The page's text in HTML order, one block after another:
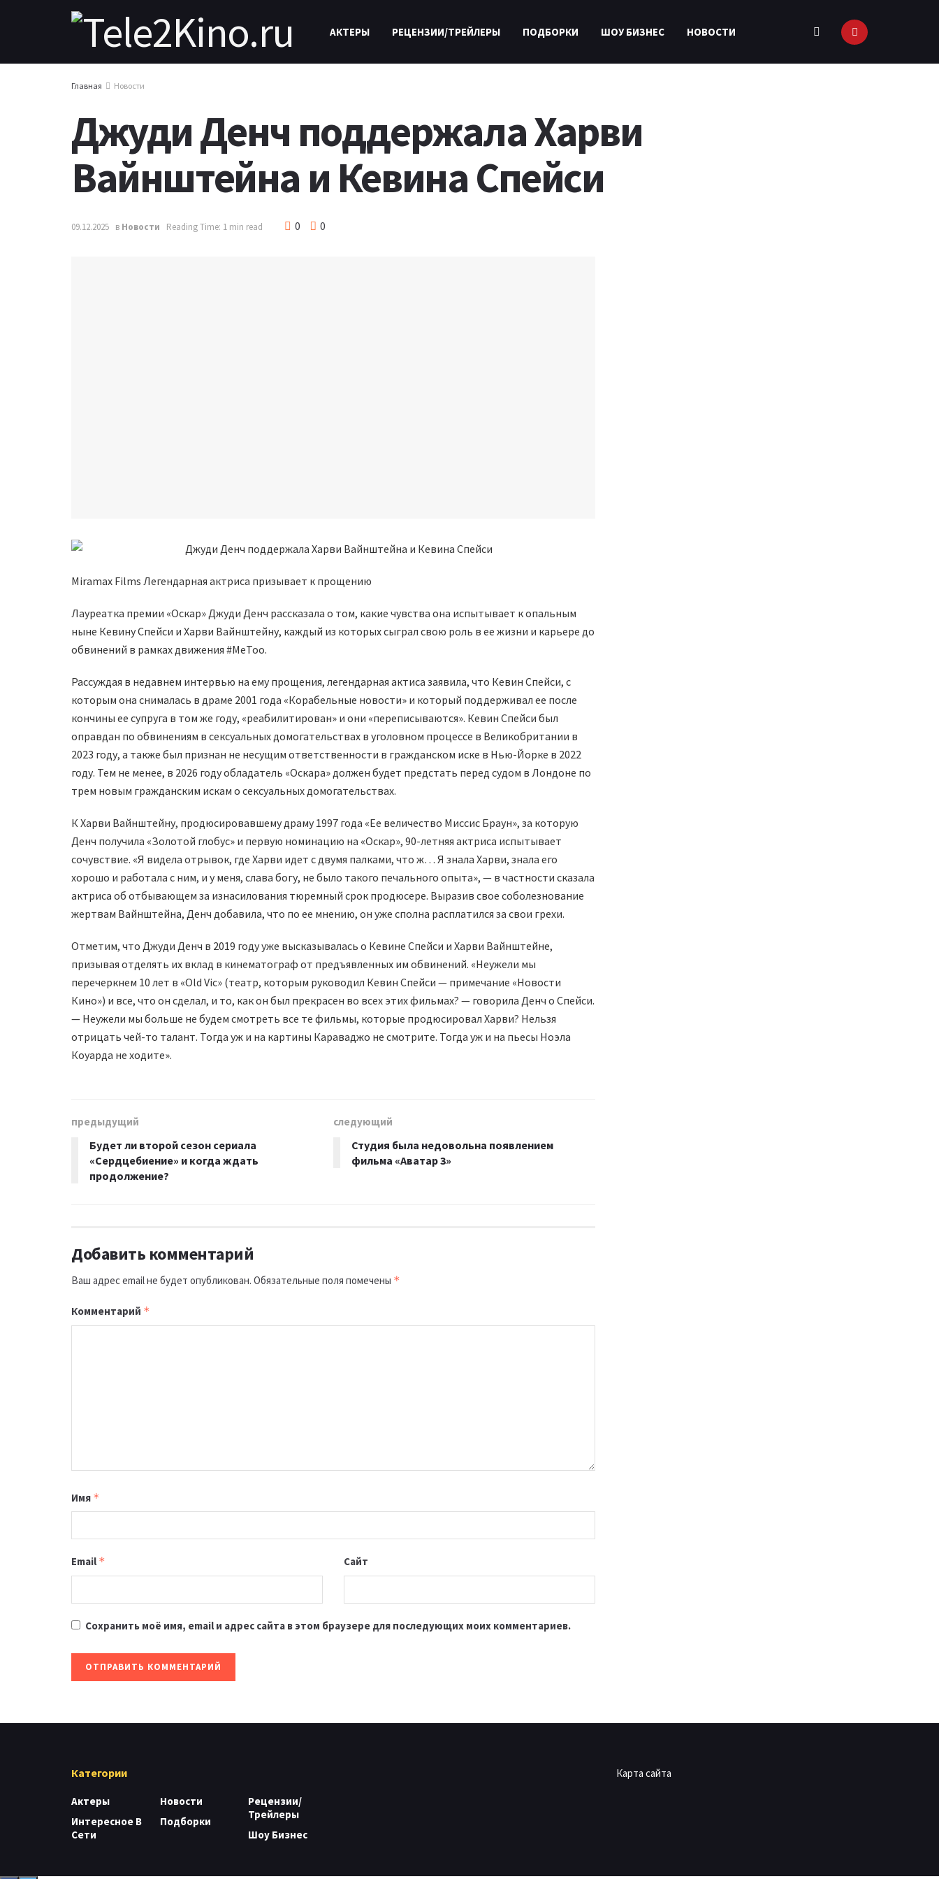
АКТЕРЫ РЕЦЕНЗИИ/ТРЕЙЛЕРЫ ПОДБОРКИ ШОУ БИЗНЕС НОВОСТИ
Главная Новости
Джуди Денч поддержала Харви
Вайнштейна и Кевина Спейси
09.12.2025 в Новости Reading Time: 1 min read 0 0
Miramax Films Легендарная актриса призывает к прощению
Лауреатка премии «Оскар» Джуди Денч рассказала о том, какие чувства она испытывает к опальным
ныне Кевину Спейси и Харви Вайнштейну, каждый из которых сыграл свою роль в ее жизни и карьере до
обвинений в рамках движения #MeToo.
Рассуждая в недавнем интервью на ему прощения, легендарная актиса заявила, что Кевин Спейси, с
которым она снималась в драме 2001 года «Корабельные новости» и который поддерживал ее после
кончины ее супруга в том же году, «реабилитирован» и они «переписываются». Кевин Спейси был
оправдан по обвинениям в сексуальных домогательствах в уголовном процессе в Великобритании в
2023 году, а также был признан не несущим ответственности в гражданском иске в Нью-Йорке в 2022
году. Тем не менее, в 2026 году обладатель «Оскара» должен будет предстать перед судом в Лондоне по
трем новым гражданским искам о сексуальных домогательствах.
К Харви Вайнштейну, продюсировавшему драму 1997 года «Ее величество Миссис Браун», за которую
Денч получила «Золотой глобус» и первую номинацию на «Оскар», 90-летняя актриса испытывает
сочувствие. «Я видела отрывок, где Харви идет с двумя палками, что ж… Я знала Харви, знала его
хорошо и работала с ним, и у меня, слава богу, не было такого печального опыта», — в частности сказала
актриса об отбывающем за изнасилования тюремный срок продюсере. Выразив свое соболезнование
жертвам Вайнштейна, Денч добавила, что по ее мнению, он уже сполна расплатился за свои грехи.
Отметим, что Джуди Денч в 2019 году уже высказывалась о Кевине Спейси и Харви Вайнштейне,
призывая отделять их вклад в кинематограф от предъявленных им обвинений. «Неужели мы
перечеркнем 10 лет в «Old Vic» (театр, которым руководил Кевин Спейси — примечание «Новости
Кино») и все, что он сделал, и то, как он был прекрасен во всех этих фильмах? — говорила Денч о Спейси.
— Неужели мы больше не будем смотреть все те фильмы, которые продюсировал Харви? Нельзя
отрицать чей-то талант. Тогда уж и на картины Караваджо не смотрите. Тогда уж и на пьесы Ноэла
Коуарда не ходите».
предыдущий
Будет ли второй сезон сериала
«Сердцебиение» и когда ждать
продолжение?
следующий
Студия была недовольна появлением
фильма «Аватар 3»
Добавить комментарий
Ваш адрес email не будет опубликован. Обязательные поля помечены *
Комментарий *
Имя *
Email * Сайт
Сохранить моё имя, email и адрес сайта в этом браузере для последующих моих комментариев.
Категории
Актеры
Интересное В
Сети
Новости
Подборки
Рецензии/
Трейлеры
Шоу Бизнес
Карта сайта